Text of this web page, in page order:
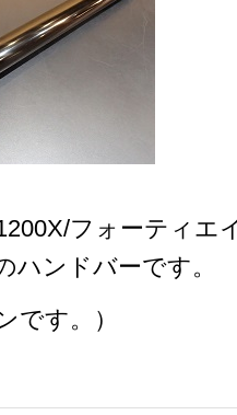
フォーティエ
ハンドバーです。
です。）